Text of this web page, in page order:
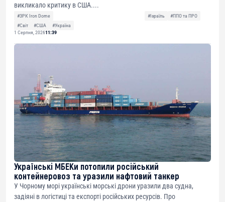
викликало критику в США....
#ЗРК Iron Dome #Ізраїль
#ППО та ПРО
#Світ
#США
#Україна
1 Серпня, 202611:39
Українські МБЕКи потопили російський
контейнеровоз та уразили нафтовий танкер
У Чорному морі українські морські дрони уразили два судна,
задіяні в логістиці та експорті російських ресурсів. Про